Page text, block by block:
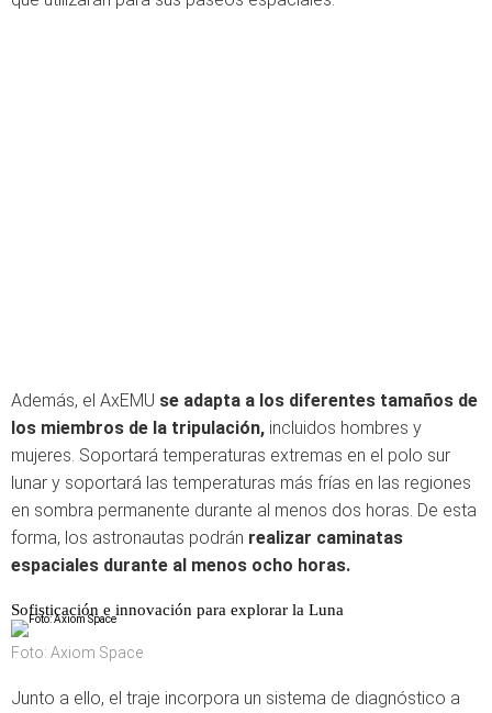
Además, el AxEMU se adapta a los diferentes tamaños de
los miembros de la tripulación, incluidos hombres y
mujeres. Soportará temperaturas extremas en el polo sur
lunar y soportará las temperaturas más frías en las regiones
en sombra permanente durante al menos dos horas. De esta
forma, los astronautas podrán realizar caminatas
espaciales durante al menos ocho horas.
Sofisticación e innovación para explorar la Luna
Foto: Axiom Space
Junto a ello, el traje incorpora un sistema de diagnóstico a